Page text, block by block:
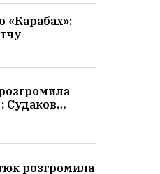
«Карабах»:
Судаков
асистом,
розгромила